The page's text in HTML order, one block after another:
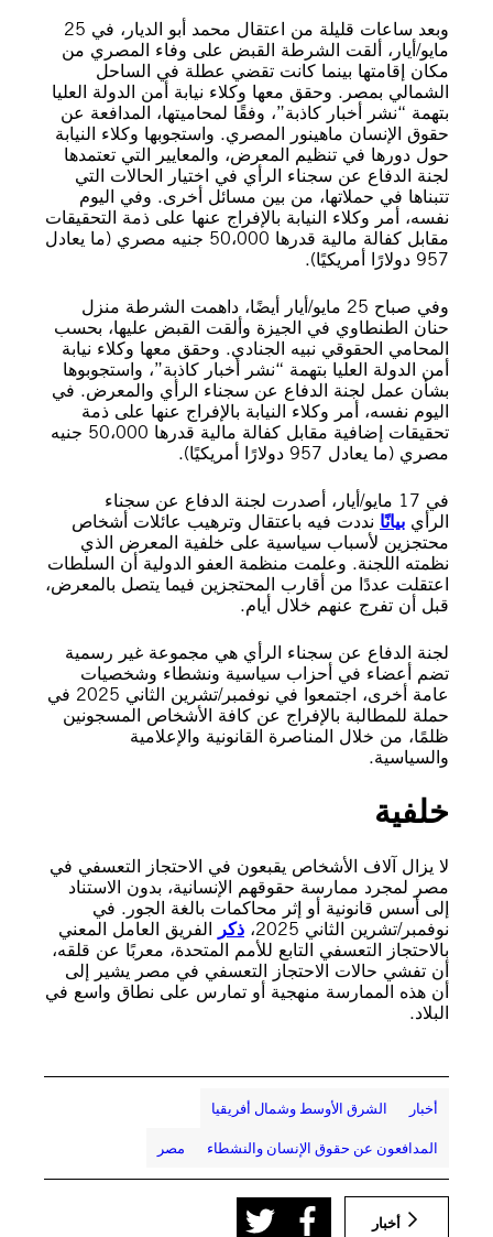
وبعد ساعات قليلة من اعتقال محمد أبو الديار، في 25
مايو/أيار، ألقت الشرطة القبض على وفاء المصري من
مكان إقامتها بينما كانت تقضي عطلة في الساحل
الشمالي بمصر. وحقق معها وكلاء نيابة أمن الدولة العليا
بتهمة “نشر أخبار كاذبة”، وفقًا لمحاميتها، المدافعة عن
حقوق الإنسان ماهينور المصري. واستجوبها وكلاء النيابة
حول دورها في تنظيم المعرض، والمعايير التي تعتمدها
لجنة الدفاع عن سجناء الرأي في اختيار الحالات التي
تتبناها في حملاتها، من بين مسائل أخرى. وفي اليوم
نفسه، أمر وكلاء النيابة بالإفراج عنها على ذمة التحقيقات
مقابل كفالة مالية قدرها 50،000 جنيه مصري (ما يعادل
957 دولارًا أمريكيًا).
وفي صباح 25 مايو/أيار أيضًا، داهمت الشرطة منزل
حنان الطنطاوي في الجيزة وألقت القبض عليها، بحسب
المحامي الحقوقي نبيه الجنادي. وحقق معها وكلاء نيابة
أمن الدولة العليا بتهمة “نشر أخبار كاذبة”، واستجوبوها
بشأن عمل لجنة الدفاع عن سجناء الرأي والمعرض. في
اليوم نفسه، أمر وكلاء النيابة بالإفراج عنها على ذمة
تحقيقات إضافية مقابل كفالة مالية قدرها 50،000 جنيه
مصري (ما يعادل 957 دولارًا أمريكيًا).
في 17 مايو/أيار، أصدرت لجنة الدفاع عن سجناء
الرأي بيانًا نددت فيه باعتقال وترهيب عائلات أشخاص
محتجزين لأسباب سياسية على خلفية المعرض الذي
نظمته اللجنة. وعلمت منظمة العفو الدولية أن السلطات
اعتقلت عددًا من أقارب المحتجزين فيما يتصل بالمعرض،
قبل أن تفرج عنهم خلال أيام.
لجنة الدفاع عن سجناء الرأي هي مجموعة غير رسمية
تضم أعضاء في أحزاب سياسية ونشطاء وشخصيات
عامة أخرى، اجتمعوا في نوفمبر/تشرين الثاني 2025 في
حملة للمطالبة بالإفراج عن كافة الأشخاص المسجونين
ظلمًا، من خلال المناصرة القانونية والإعلامية
والسياسية.
خلفية
لا يزال آلاف الأشخاص يقبعون في الاحتجاز التعسفي في
مصر لمجرد ممارسة حقوقهم الإنسانية، بدون الاستناد
إلى أسس قانونية أو إثر محاكمات بالغة الجور. في
نوفمبر/تشرين الثاني 2025،
ذكر الفريق العامل المعني
بالاحتجاز التعسفي التابع للأمم المتحدة، معربًا عن قلقه،
أن تفشي حالات الاحتجاز التعسفي في مصر يشير إلى
أن هذه الممارسة منهجية أو تمارس على نطاق واسع في
البلاد.
أخبار الشرق الأوسط وشمال أفريقيا
المدافعون عن حقوق الإنسان والنشطاء مصر
أخبار